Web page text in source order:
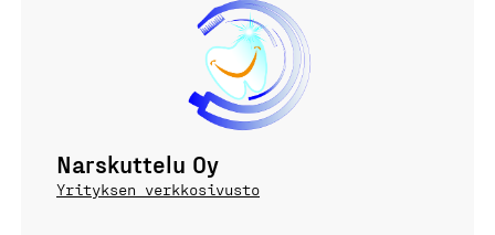
Narskuttelu Oy
Yrityksen verkkosivusto